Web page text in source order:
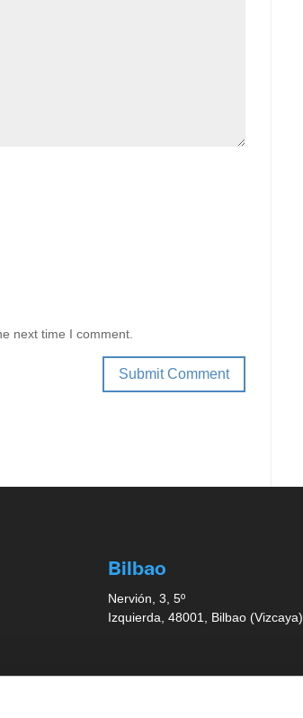
next time I comment.
Bilbao
Nervión, 3, 5º
Izquierda, 48001, Bilbao (Vizcaya)